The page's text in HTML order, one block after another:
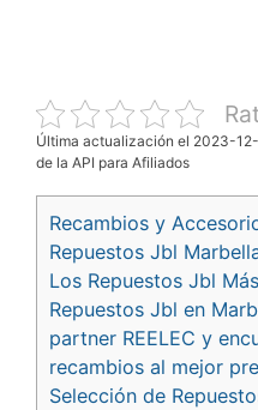
Última actualización el 2023-
de la API para Afiliados
Recambios y
Repuestos Jbl
Los Repuestos Jbl
Repuestos Jbl en
partner REELEC y
recambios al mejor
Selección de